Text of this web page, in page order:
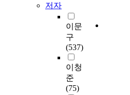
저자
이문
구
(537)
이청
준
(75)